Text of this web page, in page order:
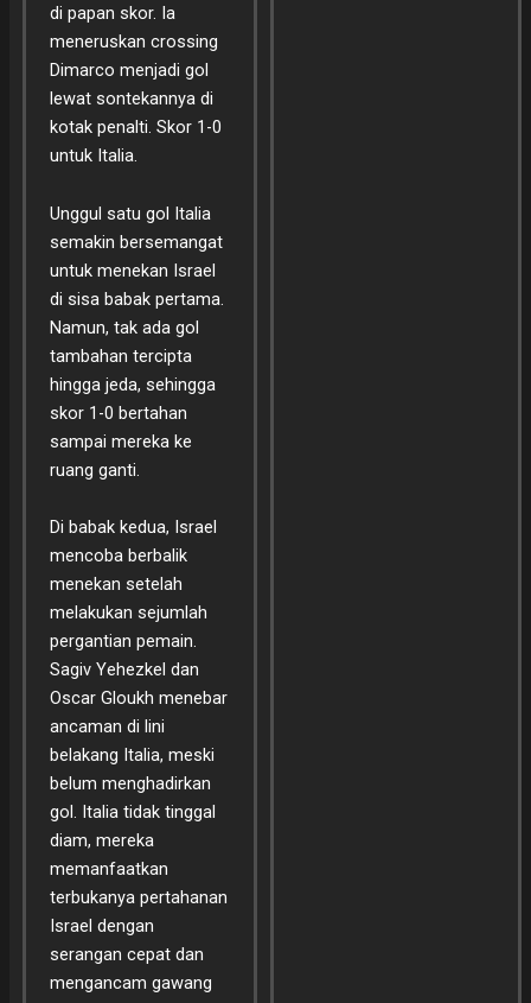
di papan skor. Ia
meneruskan crossing
Dimarco menjadi gol
lewat sontekannya di
kotak penalti. Skor 1-0
untuk Italia.
Unggul satu gol Italia
semakin bersemangat
untuk menekan Israel
di sisa babak pertama.
Namun, tak ada gol
tambahan tercipta
hingga jeda, sehingga
skor 1-0 bertahan
sampai mereka ke
ruang ganti.
Di babak kedua, Israel
mencoba berbalik
menekan setelah
melakukan sejumlah
pergantian pemain.
Sagiv Yehezkel dan
Oscar Gloukh menebar
ancaman di lini
belakang Italia, meski
belum menghadirkan
gol. Italia tidak tinggal
diam, mereka
memanfaatkan
terbukanya pertahanan
Israel dengan
serangan cepat dan
mengancam gawang